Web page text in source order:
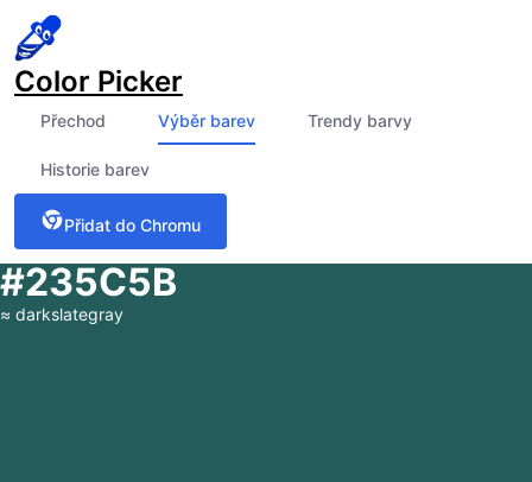
Color Picker
Přechod Výběr barev Trendy barvy
Historie barev
Přidat do Chromu
#235C5B
≈ darkslategray